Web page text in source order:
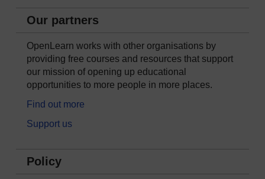
Our partners
OpenLearn works with other organisations by
providing free courses and resources that support
our mission of opening up educational
opportunities to more people in more places.
Find out more
Support us
Policy